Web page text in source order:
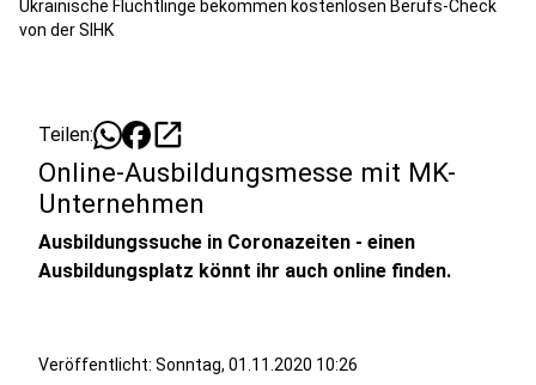
Ukrainische Flüchtlinge bekommen kostenlosen Berufs-Check
von der SIHK
Teilen: open_in_new
Online-Ausbildungsmesse mit MK-
Unternehmen
Ausbildungssuche in Coronazeiten - einen
Ausbildungsplatz könnt ihr auch online finden.
Veröffentlicht: Sonntag, 01.11.2020 10:26